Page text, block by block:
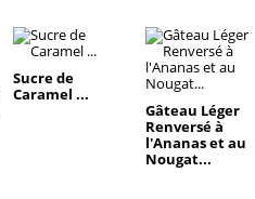
Sucre de
Caramel ...
Gâteau Léger
Renversé à
l'Ananas et au
Nougat...